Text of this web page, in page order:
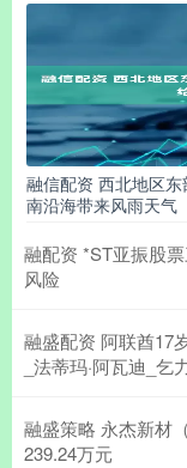
融信配资 西北地区
南沿海带来风雨天气
融配资 *ST亚振股
风险
融盛配资 阿联酋17
_法蒂玛·阿瓦迪_乞
融盛策略 永杰新材
239.24万元